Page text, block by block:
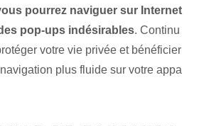
pourrez naviguer sur Internet
pop-ups indésirables. Continu
votre vie privée et bénéficier
plus fluide sur votre appa